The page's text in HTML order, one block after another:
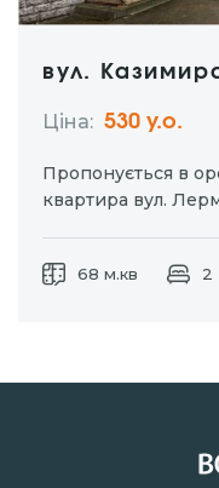
вул.
Ціна: 530 y.о.
Пропонується в
квартира вул.
затишком
Кухня-студія та…
68 м.кв 2